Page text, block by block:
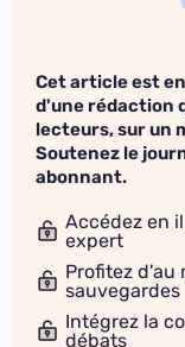
Cet article est
d'une rédaction
lecteurs, sur un
Soutenez le
abonnant.
Accédez en
expert
Profitez d'au
sauvegardes
Intégrez la
débats